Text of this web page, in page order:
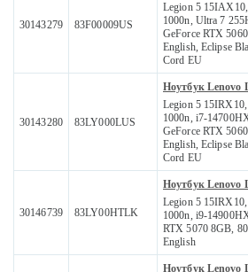
30143279 83F00009US
Legion 5
1000n, Ultra 7
GeForce RTX
English, Eclipse
Cord EU
30143280 83LY000LUS
Ноутбук Lenovo
Legion 5
1000n, i7-
GeForce RTX
English, Eclipse
Cord EU
30146739 83LY00HTLK
Ноутбук Lenovo
Legion 5
1000n, i9-
RTX 5070 8GB,
English
Ноутбук Lenovo